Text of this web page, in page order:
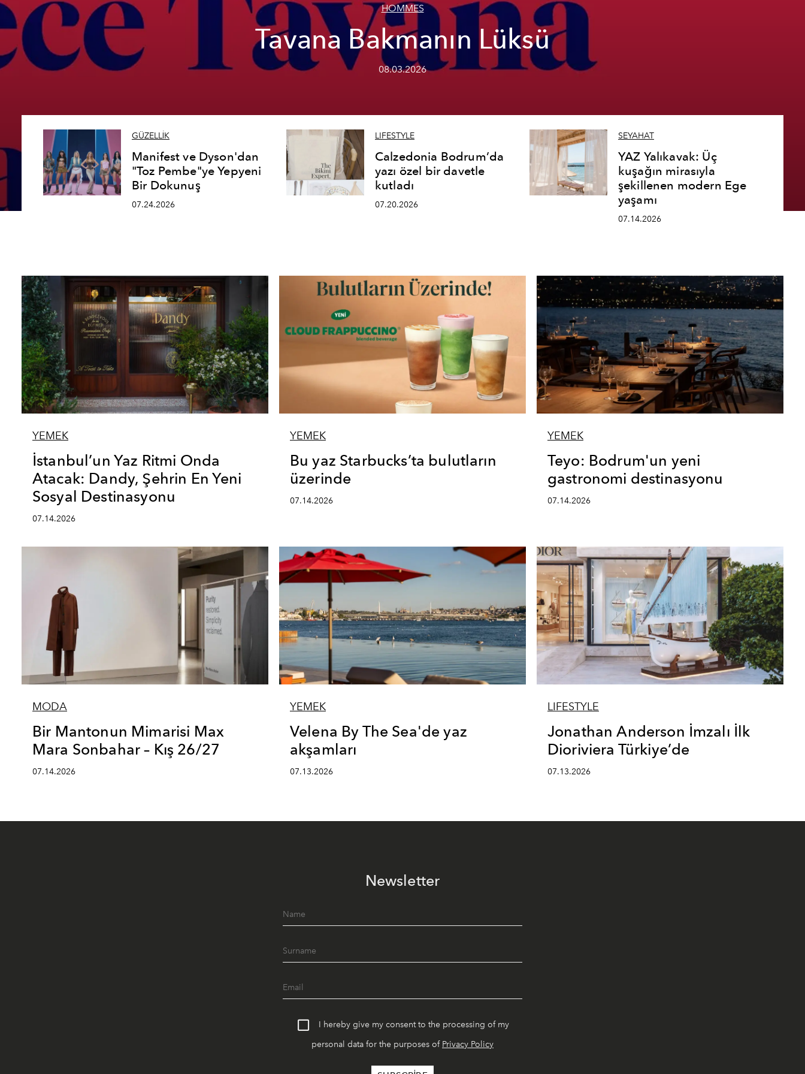
HOMMES
Tavana Bakmanın Lüksü
08.03.2026
GÜZELLİK
Manifest ve Dyson'dan
"Toz Pembe"ye Yepyeni
Bir Dokunuş
07.24.2026
LIFESTYLE
Calzedonia Bodrum’da
yazı özel bir davetle
kutladı
07.20.2026
SEYAHAT
YAZ Yalıkavak: Üç
kuşağın mirasıyla
şekillenen modern Ege
yaşamı
07.14.2026
YEMEK
İstanbul’un Yaz Ritmi Onda
Atacak: Dandy, Şehrin En Yeni
Sosyal Destinasyonu
07.14.2026
YEMEK
Bu yaz Starbucks’ta bulutların
üzerinde
07.14.2026
YEMEK
Teyo: Bodrum'un yeni
gastronomi destinasyonu
07.14.2026
MODA
Bir Mantonun Mimarisi Max
Mara Sonbahar – Kış 26/27
07.14.2026
YEMEK
Velena By The Sea'de yaz
akşamları
07.13.2026
LIFESTYLE
Jonathan Anderson İmzalı İlk
Dioriviera Türkiye’de
07.13.2026
Newsletter
I hereby give my consent to the processing of my
personal data for the purposes of Privacy Policy